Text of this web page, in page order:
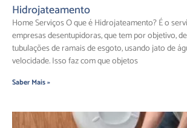
Hidrojateamento
Home Serviços O que é Hidrojateamento? É o
empresas desentupidoras, que tem por objetivo,
tubulações de ramais de esgoto, usando jato de
velocidade. Isso faz com que objetos
Saber Mais »